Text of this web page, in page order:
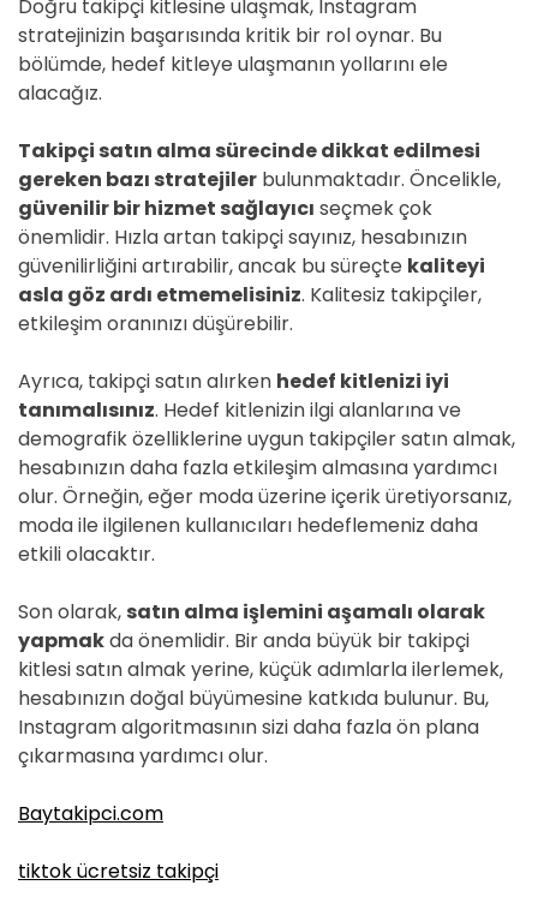
Doğru takipçi kitlesine ulaşmak, Instagram
stratejinizin başarısında kritik bir rol oynar. Bu
bölümde, hedef kitleye ulaşmanın yollarını ele
alacağız.
Takipçi satın alma sürecinde dikkat edilmesi
gereken bazı stratejiler bulunmaktadır. Öncelikle,
güvenilir bir hizmet sağlayıcı seçmek çok
önemlidir. Hızla artan takipçi sayınız, hesabınızın
güvenilirliğini artırabilir, ancak bu süreçte kaliteyi
asla göz ardı etmemelisiniz. Kalitesiz takipçiler,
etkileşim oranınızı düşürebilir.
Ayrıca, takipçi satın alırken hedef kitlenizi iyi
tanımalısınız. Hedef kitlenizin ilgi alanlarına ve
demografik özelliklerine uygun takipçiler satın almak,
hesabınızın daha fazla etkileşim almasına yardımcı
olur. Örneğin, eğer moda üzerine içerik üretiyorsanız,
moda ile ilgilenen kullanıcıları hedeflemeniz daha
etkili olacaktır.
Son olarak, satın alma işlemini aşamalı olarak
yapmakda önemlidir. Bir anda büyük bir takipçi
kitlesi satın almak yerine, küçük adımlarla ilerlemek,
hesabınızın doğal büyümesine katkıda bulunur. Bu,
Instagram algoritmasının sizi daha fazla ön plana
çıkarmasına yardımcı olur.
Baytakipci.com
tiktok ücretsiz takipçi